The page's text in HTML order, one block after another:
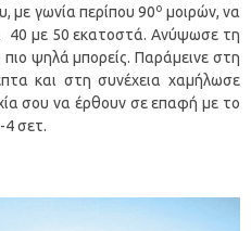
με γωνία περίπου 90ο μοιρών, να
40 με 50 εκατοστά. Ανύψωσε τη
ψηλά μπορείς. Παράμεινε στη
και στη συνέχεια χαμήλωσε
σου να έρθουν σε επαφή με το
4 σετ.